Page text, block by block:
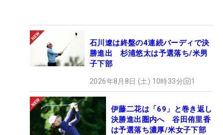
石川遼は終盤の4連続バーディで決
勝進出 杉浦悠太は予選落ち/米男
子下部
2026年8月8日 (土) 10時33分 1
伊藤二花は「69」と巻き返し
決勝進出圏内へ 谷田侑里香
は予選落ち濃厚/米女子下部